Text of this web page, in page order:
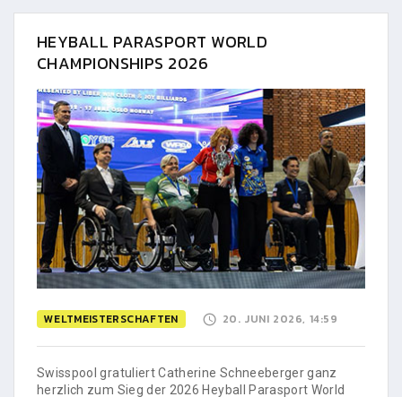
HEYBALL PARASPORT WORLD
CHAMPIONSHIPS 2026
WELTMEISTERSCHAFTEN 20. JUNI 2026, 14:59
Swisspool gratuliert Catherine Schneeberger ganz
herzlich zum Sieg der 2026 Heyball Parasport World